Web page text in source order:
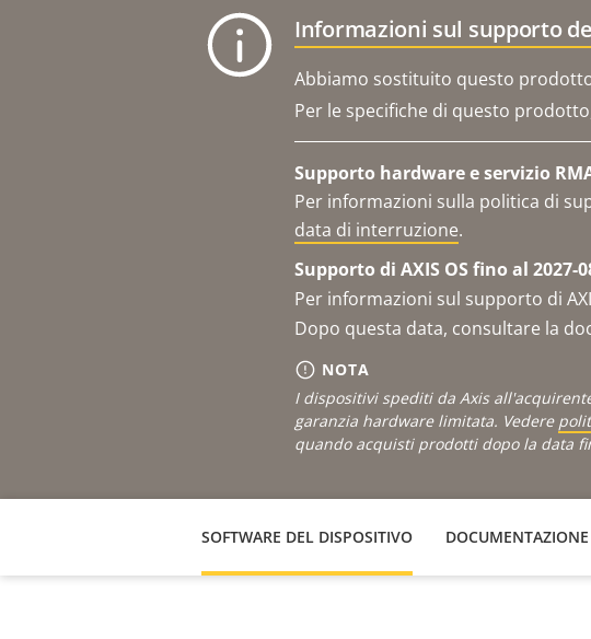
Informazioni sul supporto
Abbiamo sostituito questo
Per le specifiche di questo
Supporto hardware e servizio
Per informazioni sulla politica di
data di interruzione.
Supporto di AXIS OS fino al 2027-
Per informazioni sul supporto di
Dopo questa data, consultare la
NOTA
I dispositivi spediti da Axis
garanzia hardware limitata. Vedere
quando acquisti prodotti dopo la data
SOFTWARE DEL DISPOSITIVO DOCUMENTAZIONE